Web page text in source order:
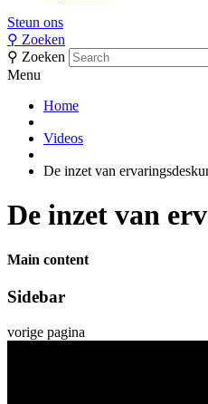
Steun ons
⚲ Zoeken
⚲ Zoeken
Menu
Home
Videos
De inzet van
De inzet van
Main content
Sidebar
vorige pagina